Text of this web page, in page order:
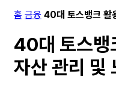
홈 금융 40대 토스뱅크 활
40대 토스뱅
자산 관리 및